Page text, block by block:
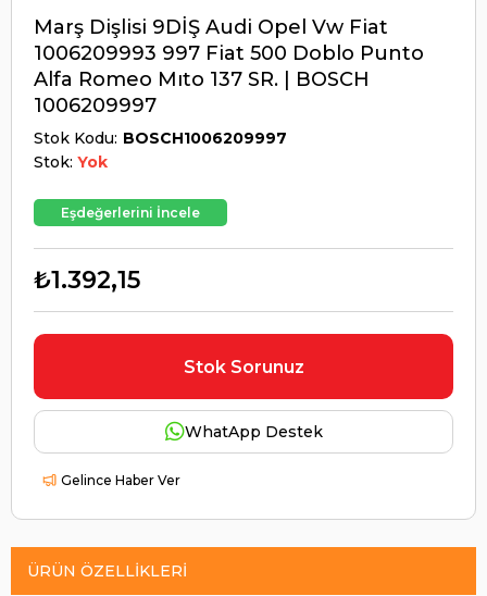
Marş Dişlisi 9DİŞ Audi Opel Vw Fiat
1006209993 997 Fiat 500 Doblo Punto
Alfa Romeo Mıto 137 SR. | BOSCH
1006209997
Stok Kodu BOSCH1006209997
Stok: Yok
Eşdeğerlerini İncele
₺1.392,15
Stok Sorunuz
WhatApp Destek
Gelince Haber Ver
ÜRÜN ÖZELLIKLERI